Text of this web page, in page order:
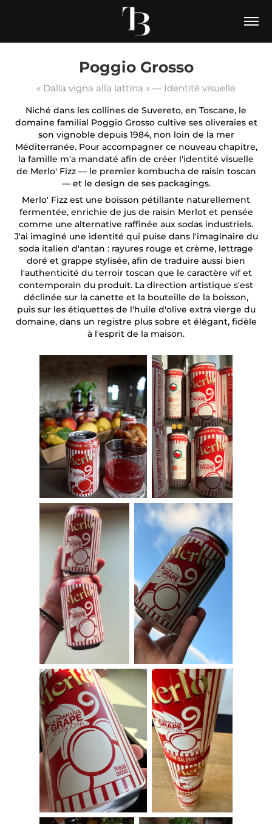
Poggio Grosso
« Dalla vigna alla lattina » — Identité visuelle
Niché dans les collines de Suvereto, en Toscane, le
domaine familial Poggio Grosso cultive ses oliveraies et
son vignoble depuis 1984, non loin de la mer
Méditerranée. Pour accompagner ce nouveau chapitre,
la famille m'a mandaté afin de créer l'identité visuelle
de Merlo' Fizz — le premier kombucha de raisin toscan
— et le design de ses packagings.
Merlo' Fizz est une boisson pétillante naturellement
fermentée, enrichie de jus de raisin Merlot et pensée
comme une alternative raffinée aux sodas industriels.
J'ai imaginé une identité qui puise dans l'imaginaire du
soda italien d'antan : rayures rouge et crème, lettrage
doré et grappe stylisée, afin de traduire aussi bien
l'authenticité du terroir toscan que le caractère vif et
contemporain du produit. La direction artistique s'est
déclinée sur la canette et la bouteille de la boisson,
puis sur les étiquettes de l'huile d'olive extra vierge du
domaine, dans un registre plus sobre et élégant, fidèle
à l'esprit de la maison.